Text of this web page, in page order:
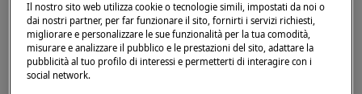
indimenticabile ai Lagoon Days a Spalato, in
Croazia, il 9 maggio 2025!
Scoprite lo spirito Lagoon a bordo di una
straordinaria selezione di modelli, tra cui il
Il nostro sito web utilizza cookie o tecnologie simili, impostati da noi o
dai nostri partner, per far funzionare il sito, fornirti i servizi richiesti,
migliorare e personalizzare le sue funzionalità per la tua comodità,
misurare e analizzare il pubblico e le prestazioni del sito, adattare la
pubblicità al tuo profilo di interessi e permetterti di interagire con i
social network.